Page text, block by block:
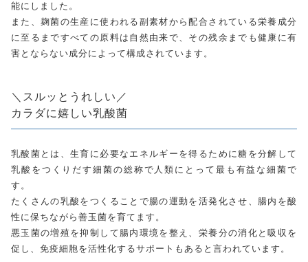
能にしました。
また、麹菌の生産に使われる副素材から配合されている栄養成分
に至るまですべての原料は自然由来で、その残余までも健康に有
害とならない成分によって構成されています。
＼スルッとうれしい／
カラダに嬉しい乳酸菌
乳酸菌とは、生育に必要なエネルギーを得るために糖を分解して
乳酸をつくりだす細菌の総称で人類にとって最も有益な細菌で
す。
たくさんの乳酸をつくることで腸の運動を活発化させ、腸内を酸
性に保ちながら善玉菌を育てます。
悪玉菌の増殖を抑制して腸内環境を整え、栄養分の消化と吸収を
促し、免疫細胞を活性化するサポートもあると言われています。